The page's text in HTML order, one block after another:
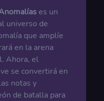
es un
universo de
que amplíe
en la arena
Ahora, el
se convertirá en
notas y
de batalla para